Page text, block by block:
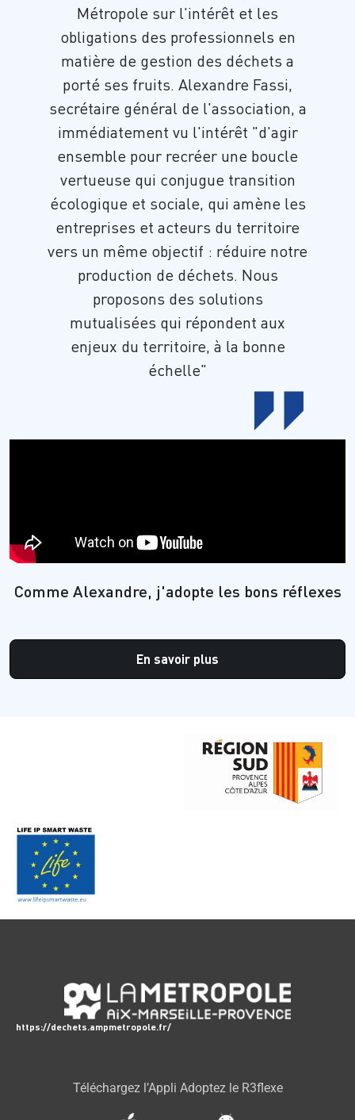
Métropole sur l'intérêt et les
obligations des professionnels en
matière de gestion des déchets a
porté ses fruits. Alexandre Fassi,
secrétaire général de l'association, a
immédiatement vu l'intérêt "d'agir
ensemble pour recréer une boucle
vertueuse qui conjugue transition
écologique et sociale, qui amène les
entreprises et acteurs du territoire
vers un même objectif : réduire notre
production de déchets. Nous
proposons des solutions
mutualisées qui répondent aux
enjeux du territoire, à la bonne
échelle"
Comme Alexandre, j'adopte les bons réflexes
En savoir plus
https://dechets.ampmetropole.fr/
Téléchargez l’Appli Adoptez le R3flexe